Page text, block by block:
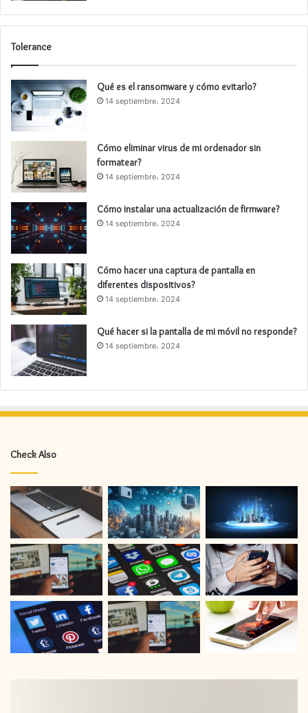
Tolerance
Qué es el ransomware y cómo evitarlo?
14 septiembre، 2024
Cómo eliminar virus de mi ordenador sin
formatear?
14 septiembre، 2024
Cómo instalar una actualización de firmware?
14 septiembre، 2024
Cómo hacer una captura de pantalla en
diferentes dispositivos?
14 septiembre، 2024
Qué hacer si la pantalla de mi móvil no responde?
14 septiembre، 2024
Check Also